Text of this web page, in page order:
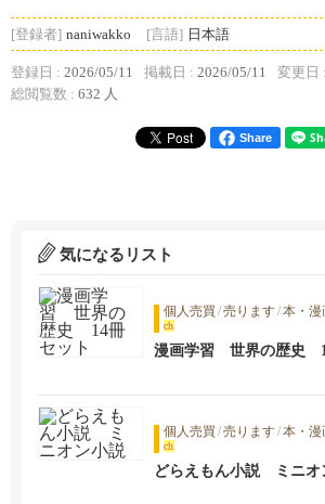
[登録者] naniwakko [言語] 日本語
登録日 : 2026/05/11 掲載日 : 2026/05/11 変更日 :
総閲覧数 : 632 人
Share
気になるリスト
個人売買 /売ります/本・漫
ch
漫画学習 世界の歴史
個人売買 /売ります/本・漫
ch
どらえもん小説 ミニオ